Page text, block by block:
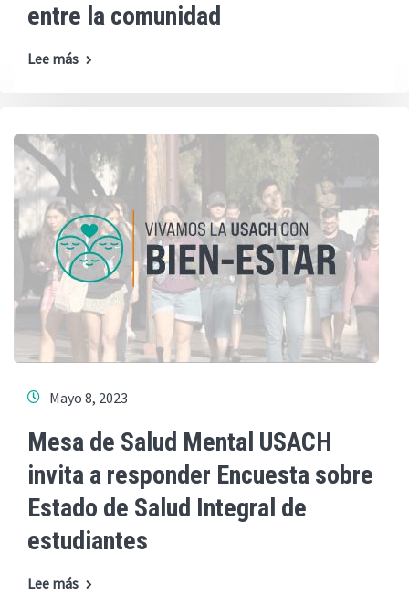
entre la comunidad
Lee más
Mayo 8, 2023
Mesa de Salud Mental USACH
invita a responder Encuesta sobre
Estado de Salud Integral de
estudiantes
Lee más